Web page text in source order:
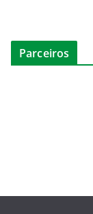
Parceiros